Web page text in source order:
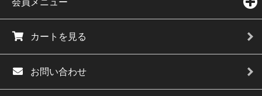
カートを見る
お問い合わせ